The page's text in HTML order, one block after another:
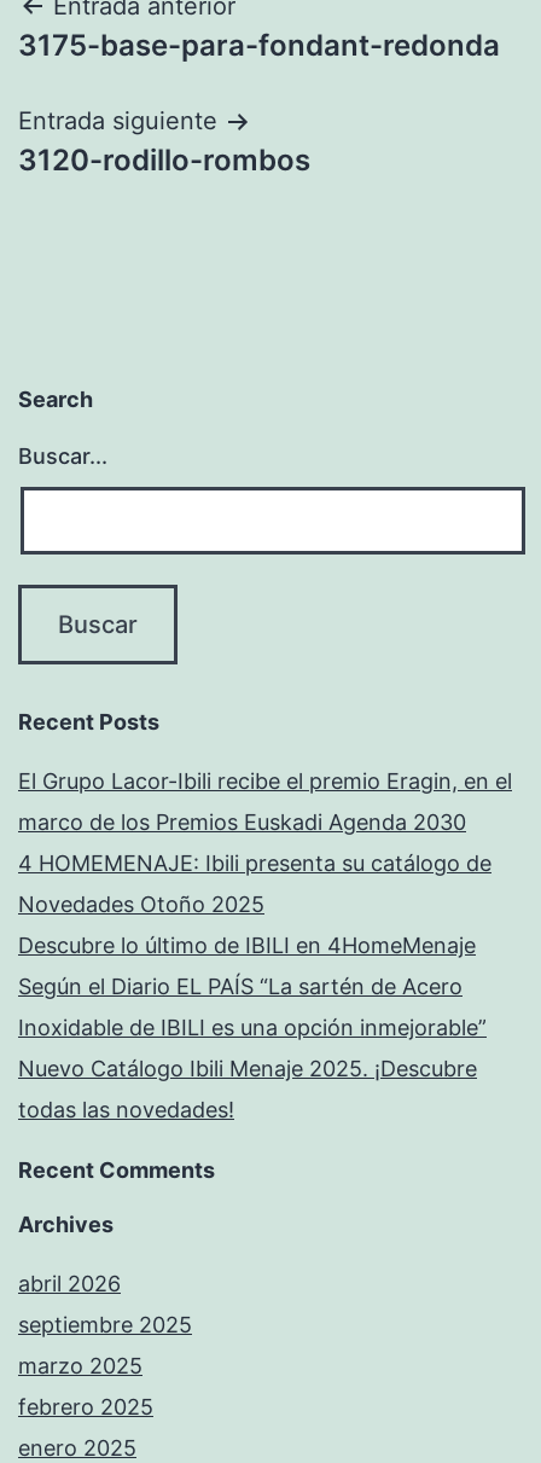
Navegación
de
entradas
Entrada anterior
3175-base-para-fondant-redonda
Entrada siguiente
3120-rodillo-rombos
Search
Buscar...
Recent Posts
El Grupo Lacor-Ibili recibe el premio Eragin, en el
marco de los Premios Euskadi Agenda 2030
4 HOMEMENAJE: Ibili presenta su catálogo de
Novedades Otoño 2025
Descubre lo último de IBILI en 4HomeMenaje
Según el Diario EL PAÍS “La sartén de Acero
Inoxidable de IBILI es una opción inmejorable”
Nuevo Catálogo Ibili Menaje 2025. ¡Descubre
todas las novedades!
Recent Comments
Archives
abril 2026
septiembre 2025
marzo 2025
febrero 2025
enero 2025